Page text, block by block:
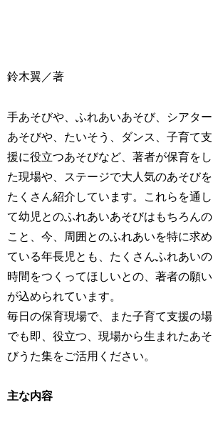
鈴木翼／著
手あそびや、ふれあいあそび、シアター
あそびや、たいそう、ダンス、子育て支
援に役立つあそびなど、著者が保育をし
た現場や、ステージで大人気のあそびを
たくさん紹介しています。これらを通し
て幼児とのふれあいあそびはもちろんの
こと、今、周囲とのふれあいを特に求め
ている年長児とも、たくさんふれあいの
時間をつくってほしいとの、著者の願い
が込められています。
毎日の保育現場で、また子育て支援の場
でも即、役立つ、現場から生まれたあそ
びうた集をご活用ください。
主な内容